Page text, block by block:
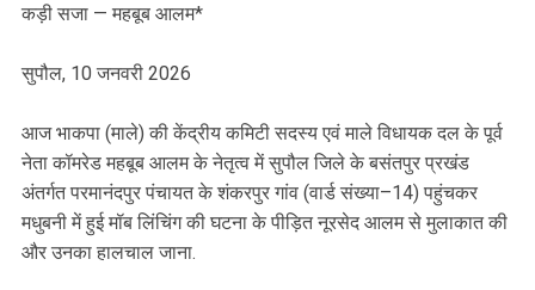
कड़ी सजा — महबूब आलम*
सुपौल, 10 जनवरी 2026
आज भाकपा (माले) की केंद्रीय कमिटी सदस्य एवं माले विधायक दल के पूर्व
नेता कॉमरेड महबूब आलम के नेतृत्व में सुपौल जिले के बसंतपुर प्रखंड
अंतर्गत परमानंदपुर पंचायत के शंकरपुर गांव (वार्ड संख्या–14) पहुंचकर
मधुबनी में हुई मॉब लिंचिंग की घटना के पीड़ित नूरसेद आलम से मुलाकात की
और उनका हालचाल जाना.